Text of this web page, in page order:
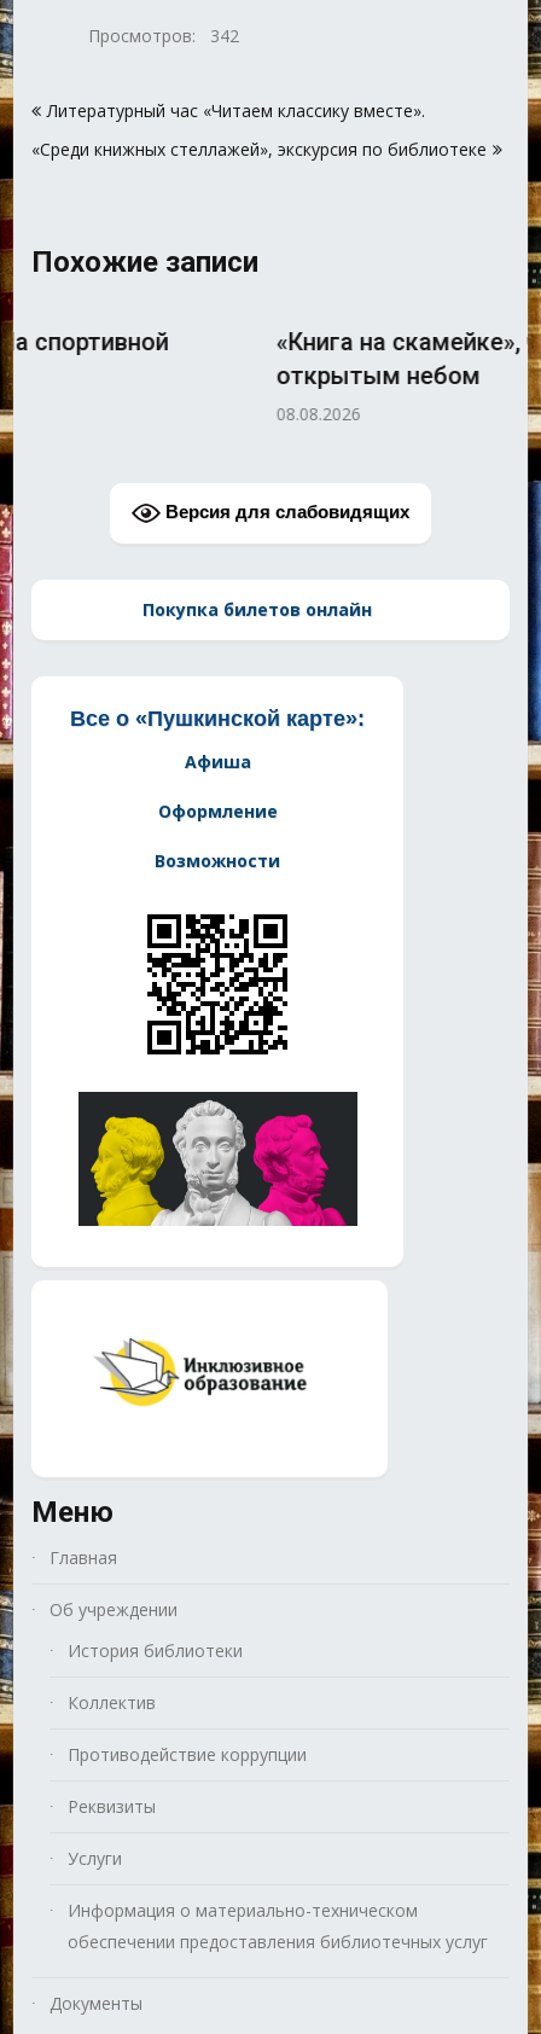
Просмотров: 342
по
записям
Литературный час «Читаем классику вместе».
«Среди книжных стеллажей», экскурсия по библиотеке
Похожие записи
«Книга на скамейке», читальный зал под
Версия для слабовидящих
Покупка билетов онлайн
Все о «Пушкинской карте»:
Афиша
Оформление
Возможности
Меню
Главная
Об учреждении
История библиотеки
Коллектив
Противодействие коррупции
Реквизиты
Услуги
Информация о материально-техническом
обеспечении предоставления библиотечных услуг
Документы